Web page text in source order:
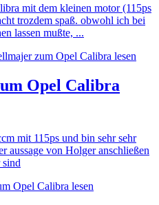
mit dem kleinen motor (115ps
trozdem spaß. obwohl ich bei
lassen mußte, ...
zum Opel Calibra lesen
Opel Calibra
mit 115ps und bin sehr sehr
aussage von Holger anschließen
sind
Opel Calibra lesen